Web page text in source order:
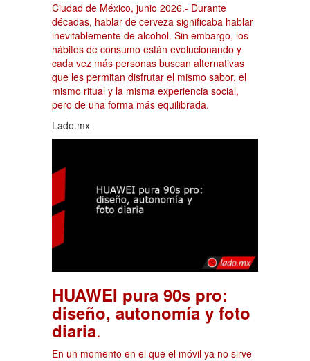
Ciudad de México, junio 2026.- Durante
décadas, hablar de cerveza significaba hablar
inevitablemente de alcohol. Sin embargo, los
hábitos de consumo están evolucionando y
cada vez más personas buscan alternativas
que les permitan disfrutar el mismo sabor, el
mismo ritual y la misma experiencia social,
pero de una forma más equilibrada.
Lado.mx
HUAWEI pura 90s pro:
diseño, autonomía y foto
diaria.
En un momento en el que el móvil ya no sirve